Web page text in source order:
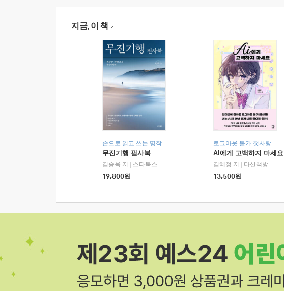
지금, 이 책
손으로 읽고 쓰는 명작
무진기행 필사북
김승옥 저
스타북스
19,800원
로그아웃 불가 첫사랑
AI에게 고백하지 마세요
김혜정 저
다산책방
13,500원